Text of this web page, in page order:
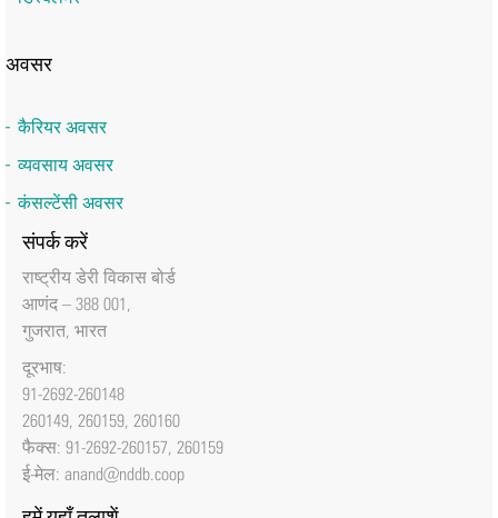
अवसर
कैरियर अवसर
व्यवसाय अवसर
कंसल्टेंसी अवसर
संपर्क करें
राष्‍ट्रीय डेरी विकास बोर्ड
आणंद – 388 001,
गुजरात, भारत
दूरभाष:
91-2692-260148
260149, 260159, 260160
फैक्‍स: 91-2692-260157, 260159
ई-मेल: anand@nddb.coop